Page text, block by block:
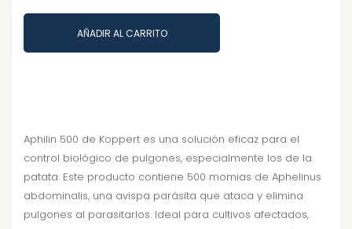
AÑADIR AL CARRITO
Aphilin 500 de Koppert es una solución eficaz para el
control biológico de pulgones, especialmente los de la
patata. Este producto contiene 500 momias de Aphelinus
abdominalis, una avispa parásita que ataca y elimina
pulgones al parasitarlos. Ideal para cultivos afectados,